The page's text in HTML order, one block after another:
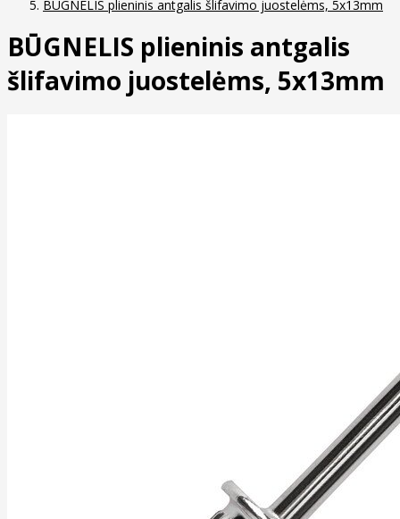
BŪGNELIS plieninis antgalis šlifavimo juostelėms, 5x13mm
BŪGNELIS plieninis antgalis
šlifavimo juostelėms, 5x13mm